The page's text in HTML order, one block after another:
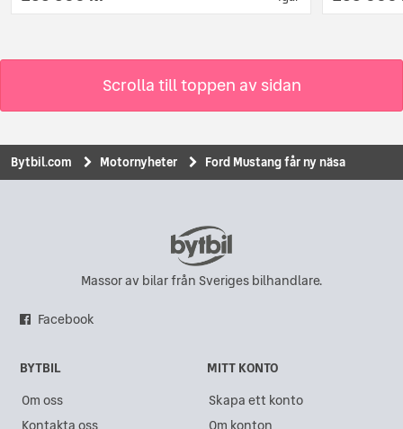
Scrolla till toppen av sidan
Bytbil.com Motornyheter Ford Mustang får ny näsa
Massor av bilar från Sveriges bilhandlare.
Facebook
BYTBIL
Om oss
MITT KONTO
Skapa ett konto